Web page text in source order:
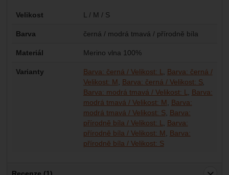
Parametry
Velikost L / M / S
Barva černá / modrá tmavá / přírodně bíla
Materiál Merino vlna 100%
Varianty Barva: černá / Velikost: L
Barva: černá /
Velikost: M
Barva: černá / Velikost: S
Barva: modrá tmavá / Velikost: L
Barva:
modrá tmavá / Velikost: M
Barva:
modrá tmavá / Velikost: S Barva:
přírodně bíla / Velikost: L
Barva:
přírodně bíla / Velikost: M
Barva:
přírodně bíla / Velikost: S